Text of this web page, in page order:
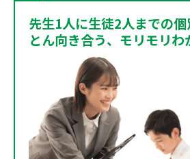
先生1人に生徒2人までの
とん向き合う、モリモリわ